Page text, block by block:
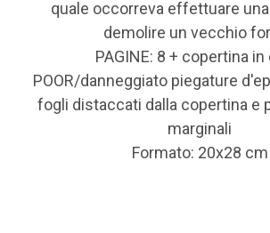
quale occorreva effettuare
demolire un vecchio
PAGINE: 8 + copertina in
POOR/danneggiato piegature
fogli distaccati dalla copertina e
marginali
Formato: 20x28 cm